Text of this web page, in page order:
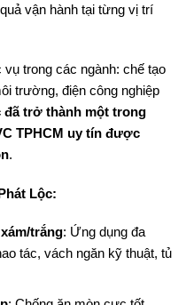
vận hành tại từng vị trí
trong các ngành: chế tạo
trường, điện công nghiệp
đã trở thành một trong
TPHCM uy tín được
.
Lộc:
trắng: Ứng dụng đa
tác, vách ngăn kỹ thuật, tủ